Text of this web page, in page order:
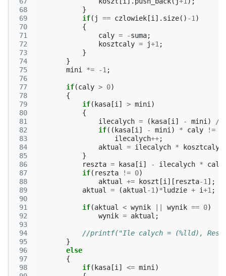
68
69
70
71
72
73
74
75
76
77
78
79
80
81
82
83
84
85
86
87
88
89
90
91
92
93
94
95
96
97
98
}
if( j == czlowiek [i ]. size() -1 )
{
caly = -suma;
kosztcaly = j+1 ;
}
}
mini
*= -1 ;
if(caly > 0)
{
if( kasa [i ] > mini )
{
ilecalych = ( kasa [i ] - mini ) /
if(( kasa [i ] - mini ) * caly !=
ilecalych++;
aktual
= ilecalych * kosztcaly
}
reszta = kasa [i ] - ilecalych * caly
if( reszta != 0)
aktual
+= koszt [i ][ reszta-1 ];
aktual
= (aktual -1 )*ludzie + i+1 ;
if(aktual < wynik wynik == 0)
wynik = aktual ;
//printf("Ile calych = (%lld),
}
else
{
if( kasa [i ] <= mini )